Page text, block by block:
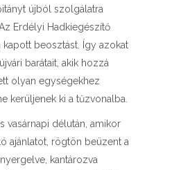
újból szolgálatra
Erdélyi Hadkiegészítő
kapott beosztást. Így azokat
barátait, akik hozzá
olyan egységekhez
kerüljenek ki a tűzvonalba.
vasárnapi délután, amikor
ajánlatot, rögtön beüzent a
kantározva